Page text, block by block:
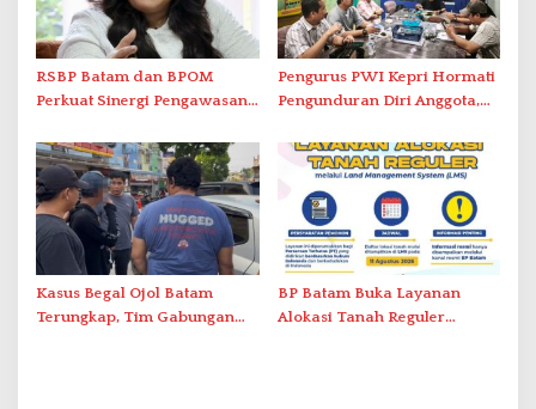
RSBP Batam dan BPOM
Perkuat Sinergi Pengawasan
Pelayanan Kefarmasian
Pengurus PWI Kepri Hormati
Pengunduran Diri Anggota,
Administrasi ke Pusat
Kasus Begal Ojol Batam
Terungkap, Tim Gabungan
BP Batam Buka Layanan
Alokasi Tanah Reguler